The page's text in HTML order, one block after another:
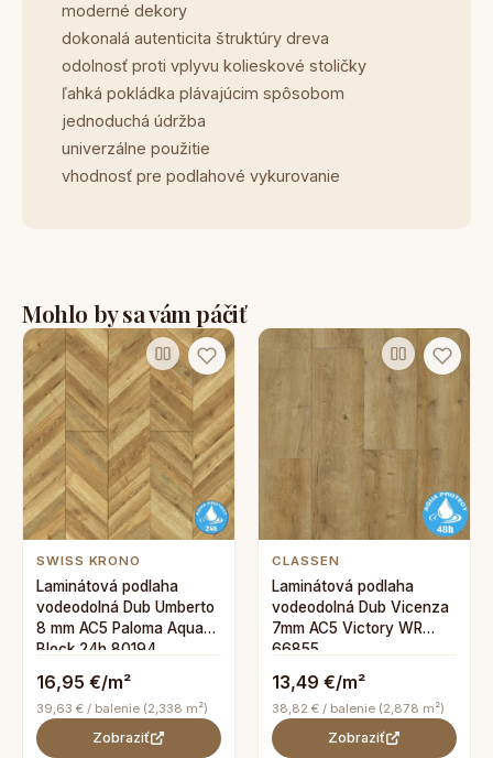
moderné dekory
dokonalá autenticita štruktúry dreva
odolnosť proti vplyvu kolieskové stoličky
ľahká pokládka plávajúcim spôsobom
jednoduchá údržba
univerzálne použitie
vhodnosť pre podlahové vykurovanie
Mohlo by sa vám páčiť
SWISS KRONO
Laminátová podlaha
vodeodolná Dub Umberto
8 mm AC5 Paloma Aqua
Block 24h 80194
16,95 €/m²
39,63 € / balenie (2,338 m²)
Zobraziť
CLASSEN
Laminátová podlaha
vodeodolná Dub Vicenza
7mm AC5 Victory WR
66855
13,49 €/m²
38,82 € / balenie (2,878 m²)
Zobraziť